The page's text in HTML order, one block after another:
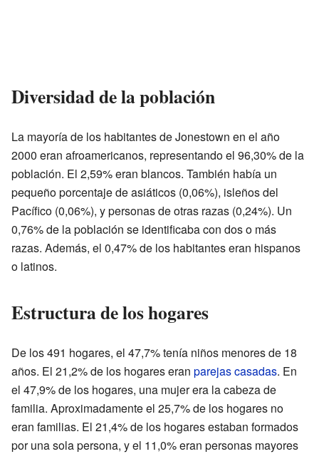
Diversidad de la población
La mayoría de los habitantes de Jonestown en el año
2000 eran afroamericanos, representando el 96,30% de la
población. El 2,59% eran blancos. También había un
pequeño porcentaje de asiáticos (0,06%), isleños del
Pacífico (0,06%), y personas de otras razas (0,24%). Un
0,76% de la población se identificaba con dos o más
razas. Además, el 0,47% de los habitantes eran hispanos
o latinos.
Estructura de los hogares
De los 491 hogares, el 47,7% tenía niños menores de 18
años. El 21,2% de los hogares eran parejas casadas. En
el 47,9% de los hogares, una mujer era la cabeza de
familia. Aproximadamente el 25,7% de los hogares no
eran familias. El 21,4% de los hogares estaban formados
por una sola persona, y el 11,0% eran personas mayores